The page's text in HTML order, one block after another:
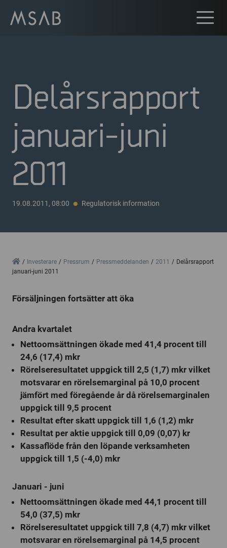
Delårsrapport
januari-juni
2011
19.08.2011, 08:00 Regulatorisk information
HomeInvesterare Pressrum Pressmeddelanden 2011
Delårsrapport
januari-juni 2011
Försäljningen fortsätter att öka
Andra kvartalet
Nettoomsättningen ökade med 41,4 procent till
24,6 (17,4) mkr
Rörelseresultatet uppgick till 2,5 (1,7) mkr vilket
motsvarar en rörelsemarginal på 10,0 procent
jämfört med föregående år då rörelsemarginalen
uppgick till 9,5 procent
Resultat efter skatt uppgick till 1,6 (1,2) mkr
Resultat per aktie uppgick till 0,09 (0,07) kr
Kassaflöde från den löpande verksamheten
uppgick till 1,5 (-4,0) mkr
Januari - juni
Nettoomsättningen ökade med 44,1 procent till
54,0 (37,5) mkr
Rörelseresultatet uppgick till 7,8 (4,7) mkr vilket
motsvarar en rörelsemarginal på 14,5 procent